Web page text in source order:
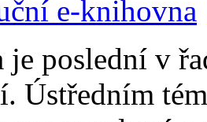
e-knihovna
je poslední v
Ústředním